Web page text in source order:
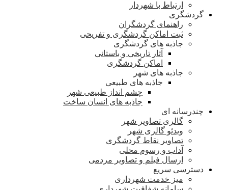
ارتباط با شهردار
گردشگری
راهنمای گردشگران
ثبت اماکن گردشگری و تفریحی
جاذبه های گردشگری
آثار تاریخی و باستانی
اماکن گردشگری
جاذبه های شهر
جاذبه های طبیعی
چشم انداز طبیعی شهر
جاذبه های انسان ساخت
چندرسانه ای
گالری تصاویر شهر
ویدئو گالری شهر
تصاویر نقاط گردشگری
آداب و رسوم محلی
ارسال فیلم و تصاویر مردمی
دسترسی سریع
میز خدمت شهرداری